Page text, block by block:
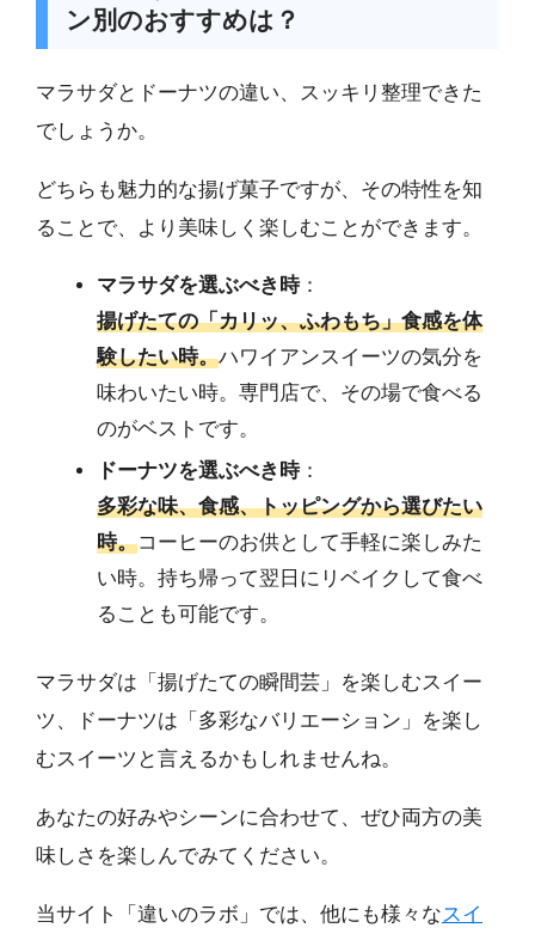
ン別のおすすめは？
マラサダとドーナツの違い、スッキリ整理できた
でしょうか。
どちらも魅力的な揚げ菓子ですが、その特性を知
ることで、より美味しく楽しむことができます。
マラサダを選ぶべき時：
揚げたての「カリッ、ふわもち」食感を体
験したい時。ハワイアンスイーツの気分を
味わいたい時。専門店で、その場で食べる
のがベストです。
ドーナツを選ぶべき時：
多彩な味、食感、トッピングから選びたい
時。コーヒーのお供として手軽に楽しみた
い時。持ち帰って翌日にリベイクして食べ
ることも可能です。
マラサダは「揚げたての瞬間芸」を楽しむスイー
ツ、ドーナツは「多彩なバリエーション」を楽し
むスイーツと言えるかもしれませんね。
あなたの好みやシーンに合わせて、ぜひ両方の美
味しさを楽しんでみてください。
当サイト「違いのラボ」では、他にも様々なスイ